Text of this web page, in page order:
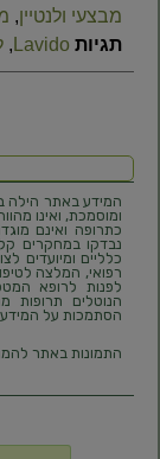
מבצעי ולנטיין,
תגיות Lavido
,
המידע באתר הילה
ומוסמכת, ואינו
כתרופה ואינם
נבדקו במחקרים
כלליים ומיועדים
רפואי, המלצה
לפנות לרופא
הנוטלים
הסתמכות על
התמונות באתר